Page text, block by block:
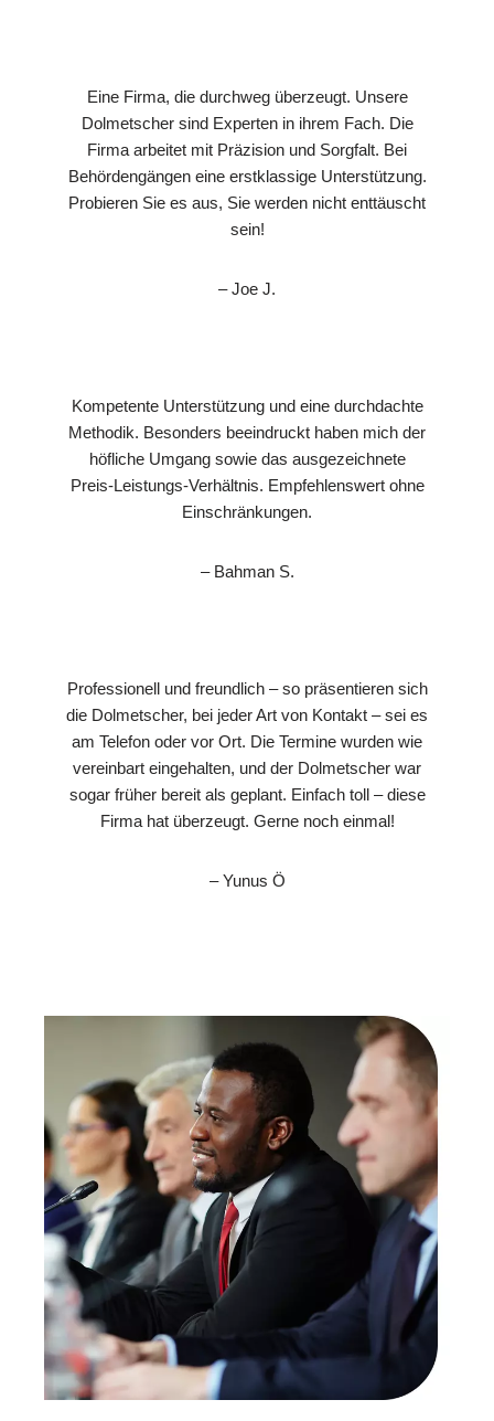
Eine Firma, die durchweg überzeugt. Unsere
Dolmetscher sind Experten in ihrem Fach. Die
Firma arbeitet mit Präzision und Sorgfalt. Bei
Behördengängen eine erstklassige Unterstützung.
Probieren Sie es aus, Sie werden nicht enttäuscht
sein!
– Joe J.
Kompetente Unterstützung und eine durchdachte
Methodik. Besonders beeindruckt haben mich der
höfliche Umgang sowie das ausgezeichnete
Preis-Leistungs-Verhältnis. Empfehlenswert ohne
Einschränkungen.
– Bahman S.
Professionell und freundlich – so präsentieren sich
die Dolmetscher, bei jeder Art von Kontakt – sei es
am Telefon oder vor Ort. Die Termine wurden wie
vereinbart eingehalten, und der Dolmetscher war
sogar früher bereit als geplant. Einfach toll – diese
Firma hat überzeugt. Gerne noch einmal!
– Yunus Ö